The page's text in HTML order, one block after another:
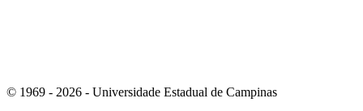
© 1969 - 2026 - Universidade Estadual de Campinas